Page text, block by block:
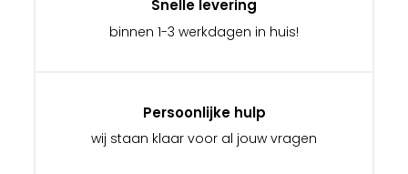
Snelle levering
binnen 1-3 werkdagen in huis!
Persoonlijke hulp
wij staan klaar voor al jouw vragen